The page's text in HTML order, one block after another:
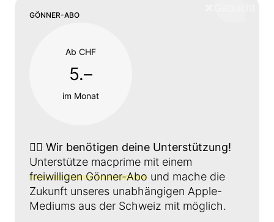
GÖNNER-ABO
Ab CHF
5.–
im Monat
👉🏼 Wir benötigen deine Unterstützung!
Unterstütze macprime mit einem
freiwilligen Gönner-Abo und mache die
Zukunft unseres unabhängigen Apple-
Mediums aus der Schweiz mit möglich.